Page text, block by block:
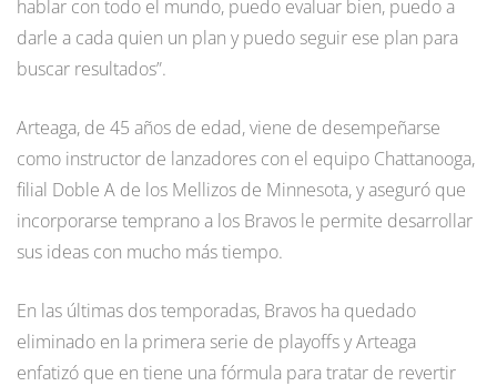
hablar con todo el mundo, puedo evaluar bien, puedo a
darle a cada quien un plan y puedo seguir ese plan para
buscar resultados”.
Arteaga, de 45 años de edad, viene de desempeñarse
como instructor de lanzadores con el equipo Chattanooga,
filial Doble A de los Mellizos de Minnesota, y aseguró que
incorporarse temprano a los Bravos le permite desarrollar
sus ideas con mucho más tiempo.
En las últimas dos temporadas, Bravos ha quedado
eliminado en la primera serie de playoffs y Arteaga
enfatizó que en tiene una fórmula para tratar de revertir